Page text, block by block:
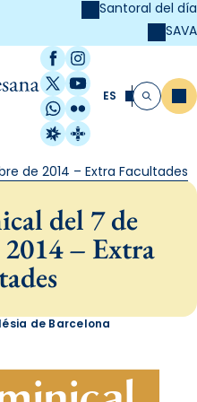
Santoral del día
SAVA
Facebook
Instagram
X / Twitter
YouTube
WhatsApp
Flickr
Radio Estel
Catalunya
ES Buscar
de 2014 – Extra Facultades
del 7 de
– Extra
de Barcelona